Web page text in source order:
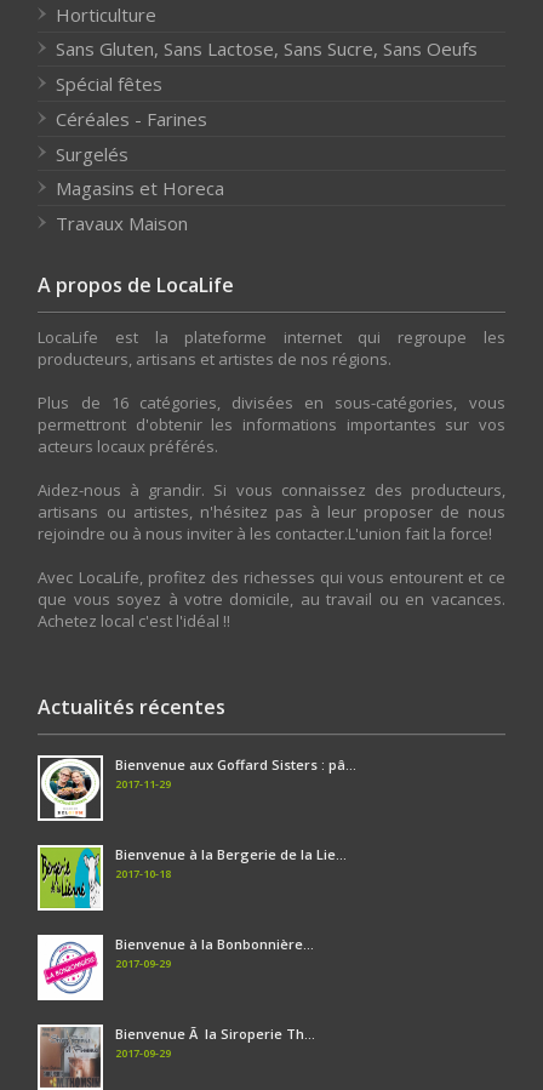
Horticulture
Sans Gluten, Sans Lactose, Sans Sucre, Sans Oeufs
Spécial fêtes
Céréales - Farines
Surgelés
Magasins et Horeca
Travaux Maison
A propos de LocaLife
LocaLife est la plateforme internet qui regroupe les
producteurs, artisans et artistes de nos régions.
Plus de 16 catégories, divisées en sous-catégories, vous
permettront d'obtenir les informations importantes sur vos
acteurs locaux préférés.
Aidez-nous à grandir. Si vous connaissez des producteurs,
artisans ou artistes, n'hésitez pas à leur proposer de nous
rejoindre ou à nous inviter à les contacter.L'union fait la force!
Avec LocaLife, profitez des richesses qui vous entourent et ce
que vous soyez à votre domicile, au travail ou en vacances.
Achetez local c'est l'idéal !!
Actualités récentes
Bienvenue aux Goffard Sisters : pâ...
2017-11-29
Bienvenue à la Bergerie de la Lie...
2017-10-18
Bienvenue à la Bonbonnière...
2017-09-29
Bienvenue Ã la Siroperie Th...
2017-09-29